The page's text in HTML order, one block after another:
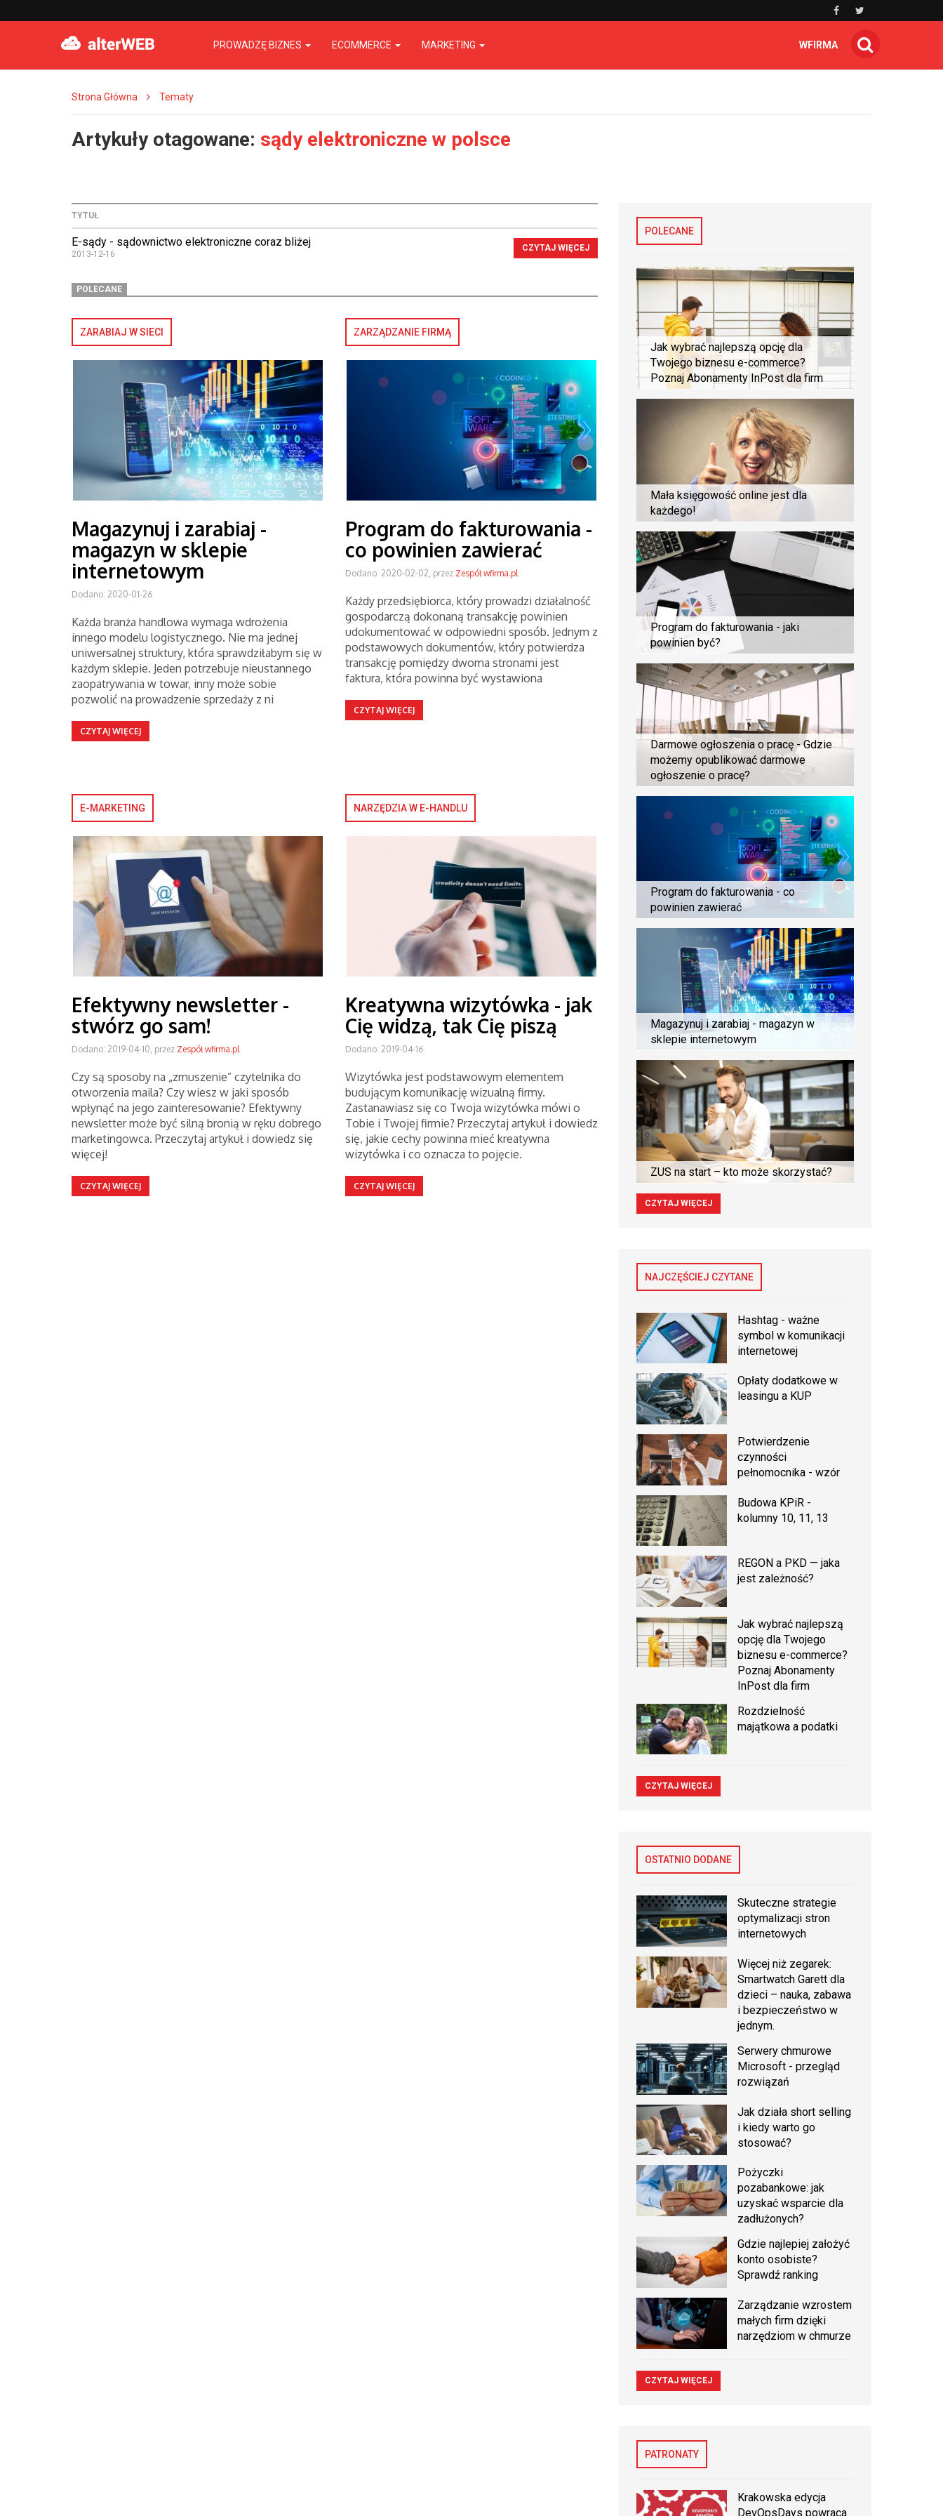
PROWADZĘ BIZNES ECOMMERCE MARKETING WFIRMA
Strona Główna Tematy
Artykuły otagowane: sądy elektroniczne w polsce
TYTUŁ
E-sądy - sądownictwo elektroniczne coraz bliżej
2013-12-16
CZYTAJ WIĘCEJ
POLECANE
ZARABIAJ W SIECI
Magazynuj i zarabiaj -
magazyn w sklepie
internetowym
Dodano: 2020-01-26
Każda branża handlowa wymaga wdrożenia
innego modelu logistycznego. Nie ma jednej
uniwersalnej struktury, która sprawdziłabym się w
każdym sklepie. Jeden potrzebuje nieustannego
zaopatrywania w towar, inny może sobie
pozwolić na prowadzenie sprzedaży z ni
CZYTAJ WIĘCEJ
ZARZĄDZANIE FIRMĄ
Program do fakturowania -
co powinien zawierać
Dodano: 2020-02-02, przez Zespół wfirma.pl
Każdy przedsiębiorca, który prowadzi działalność
gospodarczą dokonaną transakcję powinien
udokumentować w odpowiedni sposób. Jednym z
podstawowych dokumentów, który potwierdza
transakcję pomiędzy dwoma stronami jest
faktura, która powinna być wystawiona
CZYTAJ WIĘCEJ
E-MARKETING
Efektywny newsletter -
stwórz go sam!
Dodano: 2019-04-10, przez Zespół wfirma.pl
Czy są sposoby na „zmuszenie” czytelnika do
otworzenia maila? Czy wiesz w jaki sposób
wpłynąć na jego zainteresowanie? Efektywny
newsletter może być silną bronią w ręku dobrego
marketingowca. Przeczytaj artykuł i dowiedz się
więcej!
CZYTAJ WIĘCEJ
NARZĘDZIA W E-HANDLU
Kreatywna wizytówka - jak
Cię widzą, tak Cię piszą
Dodano: 2019-04-16
Wizytówka jest podstawowym elementem
budującym komunikację wizualną firmy.
Zastanawiasz się co Twoja wizytówka mówi o
Tobie i Twojej firmie? Przeczytaj artykuł i dowiedz
się, jakie cechy powinna mieć kreatywna
wizytówka i co oznacza to pojęcie.
CZYTAJ WIĘCEJ
POLECANE
Jak wybrać najlepszą opcję dla
Twojego biznesu e-commerce?
Poznaj Abonamenty InPost dla firm
Mała księgowość online jest dla
każdego!
Program do fakturowania - jaki
powinien być?
Darmowe ogłoszenia o pracę - Gdzie
możemy opublikować darmowe
ogłoszenie o pracę?
Program do fakturowania - co
powinien zawierać
Magazynuj i zarabiaj - magazyn w
sklepie internetowym
ZUS na start – kto może skorzystać?
CZYTAJ WIĘCEJ
NAJCZĘŚCIEJ CZYTANE
Hashtag - ważne
symbol w komunikacji
internetowej
Opłaty dodatkowe w
leasingu a KUP
Potwierdzenie
czynności
pełnomocnika - wzór
Budowa KPiR -
kolumny 10, 11, 13
REGON a PKD — jaka
jest zależność?
Jak wybrać najlepszą
opcję dla Twojego
biznesu e-commerce?
Poznaj Abonamenty
InPost dla firm
Rozdzielność
majątkowa a podatki
CZYTAJ WIĘCEJ
OSTATNIO DODANE
Skuteczne strategie
optymalizacji stron
internetowych
Więcej niż zegarek:
Smartwatch Garett dla
dzieci – nauka, zabawa
i bezpieczeństwo w
jednym.
Serwery chmurowe
Microsoft - przegląd
rozwiązań
Jak działa short selling
i kiedy warto go
stosować?
Pożyczki
pozabankowe: jak
uzyskać wsparcie dla
zadłużonych?
Gdzie najlepiej założyć
konto osobiste?
Sprawdź ranking
Zarządzanie wzrostem
małych firm dzięki
narzędziom w chmurze
CZYTAJ WIĘCEJ
PATRONATY
Krakowska edycja
DevOpsDays powraca